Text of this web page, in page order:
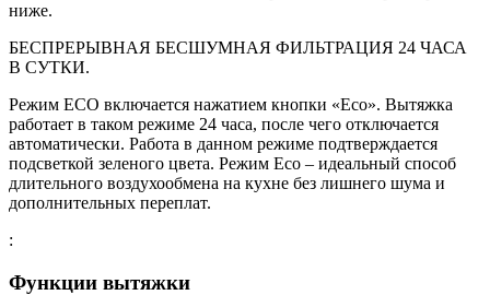
ниже.
БЕСПРЕРЫВНАЯ БЕСШУМНАЯ ФИЛЬТРАЦИЯ 24 ЧАСА
В СУТКИ.
Режим ЕСО включается нажатием кнопки «Есо». Вытяжка
работает в таком режиме 24 часа, после чего отключается
автоматически. Работа в данном режиме подтверждается
подсветкой зеленого цвета. Режим Есо – идеальный способ
длительного воздухообмена на кухне без лишнего шума и
дополнительных переплат.
:
Функции вытяжки